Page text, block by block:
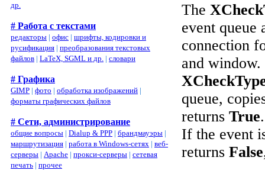
др.
# Работа с текстами
редакторы | офис | шрифты, кодировки и
русификация | преобразования текстовых
файлов | LaTeX, SGML и др. | словари
# Графика
GIMP | фото | обработка изображений |
форматы графических файлов
# Сети, администрирование
общие вопросы | Dialup & PPP | брандмауэры |
маршрутизация | работа в Windows-сетях | веб-
серверы | Apache | прокси-серверы | сетевая
печать | прочее
The
event queue
connection
and
queue,
returnsTrue
If the event
returnsFalse